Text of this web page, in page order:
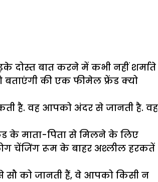
दोस्त बात करने में कभी नहीं शर्माते
की एक फीमेल फ्रेंड क्यो
है. वह आपको अंदर से जानती है. वह
के माता-पिता से मिलने के लिए
चेंजिंग रूम के बाहर अश्लील हरकतें
को जानती हैं, वे आपको किसी न